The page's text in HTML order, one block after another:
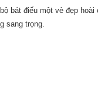
bát điếu một vẻ đẹp
sang trọng.